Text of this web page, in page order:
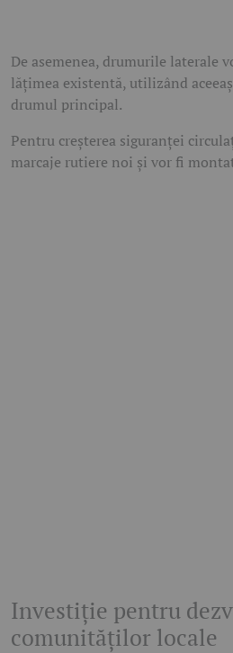
De asemenea, drumurile laterale
lățimea existentă, utilizând
drumul principal.
Pentru creșterea siguranței
marcaje rutiere noi și vor fi
Investiție pentru
comunităților locale